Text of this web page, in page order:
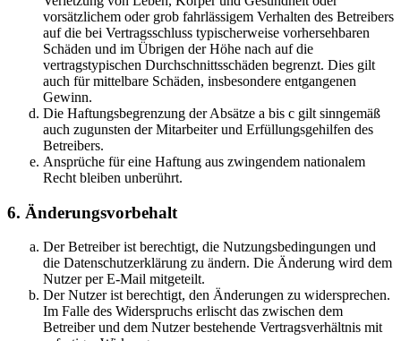
vorsätzlichem oder grob fahrlässigem Verhalten des Betreibers
auf die bei Vertragsschluss typischerweise vorhersehbaren
Schäden und im Übrigen der Höhe nach auf die
vertragstypischen Durchschnittsschäden begrenzt. Dies gilt
auch für mittelbare Schäden, insbesondere entgangenen
Gewinn.
Die Haftungsbegrenzung der Absätze a bis c gilt sinngemäß
auch zugunsten der Mitarbeiter und Erfüllungsgehilfen des
Betreibers.
Ansprüche für eine Haftung aus zwingendem nationalem
Recht bleiben unberührt.
6. Änderungsvorbehalt
Der Betreiber ist berechtigt, die Nutzungsbedingungen und
die Datenschutzerklärung zu ändern. Die Änderung wird dem
Nutzer per E-Mail mitgeteilt.
Der Nutzer ist berechtigt, den Änderungen zu widersprechen.
Im Falle des Widerspruchs erlischt das zwischen dem
Betreiber und dem Nutzer bestehende Vertragsverhältnis mit